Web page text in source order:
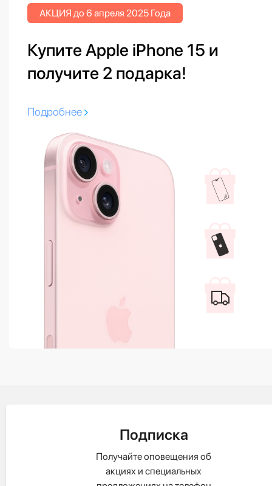
АКЦИЯ до 6 апреля 2025 Года
Купите Apple iPhone 15 и
получите 2 подарка!
Подробнее
Подписка
Получайте оповещения об
акциях и специальных